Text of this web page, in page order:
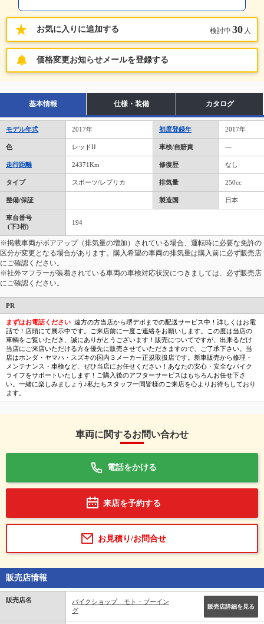
お気に入りに追加する 検討中 30 人
価格変更お知らせメールを登録する
基本情報 仕様・装備 カタログ
モデル年式 2017年 初度登録年 2017年
色 レッドII 車検/自賠責 ―
走行距離 24371Km 修復歴 なし
タイプ スポーツ/レプリカ 排気量 250cc
整備/保証 製造国 日本
車台番号
(下3桁)
194
※掲載車両がボアアップ（排気量の増加）されている場合、運転時に必要な免許の
区分が変更となる場合があります。購入希望の車両の排気量は購入前に必ず販売店
にご確認ください。
※社外マフラーが装着されている車両の車検対応状況につきましては、必ず販売店
にご確認ください。
PR
まずはお電話ください 遠方の方当店から堺デポまでの配送サービス中！詳しくはお電
話で！店頭にて展示中です。ご来店前に一度ご連絡をお願いします。この度は当店の
車輌をご覧いただき、誠にありがとうございます！販売についてですが、出来るだけ
当店にご来店いただける方を優先に販売させていただきますので、ご了承下さい。当
店はホンダ・ヤマハ・スズキの国内３メーカー正規取扱店です。新車販売から修理・
メンテナンス・車検など、ぜひ当店にお任せください！あなたの安心・安全なバイク
ライフをサポートいたします！ご購入後のアフターサービスはもちろんお任せ下さ
い。一緒に楽しみましょう♪私たちスタッフ一同皆様のご来店を心よりお待ちしており
ます。
車両に関するお問い合わせ
電話をかける
来店を予約する
お見積り/お問合せ
販売店情報
販売店名
バイクショップ モト・ブーイン
グ
販売店詳細を見る